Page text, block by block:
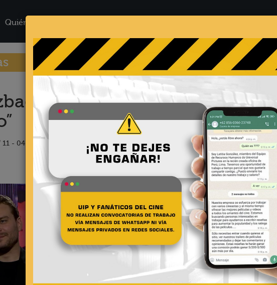
Quiénes Somos
y Chin Han: “Ghost In The
11 - 04 - 17